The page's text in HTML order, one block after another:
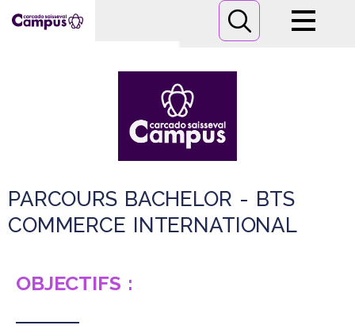
Informations pratiques
Nous contacter
PARCOURS BACHELOR - BTS
COMMERCE INTERNATIONAL
OBJECTIFS :